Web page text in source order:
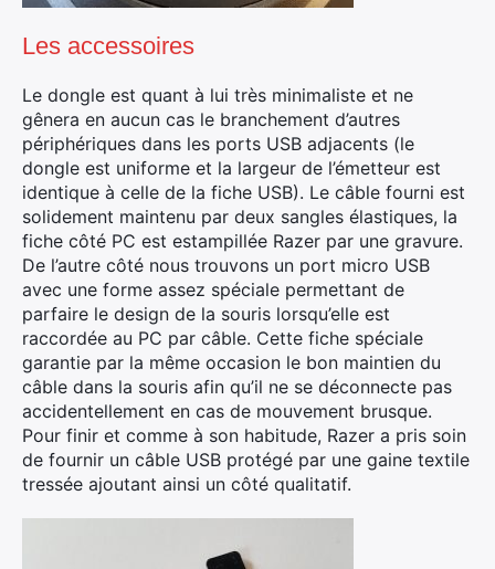
Les accessoires
Le dongle est quant à lui très minimaliste et ne
gênera en aucun cas le branchement d’autres
périphériques dans les ports USB adjacents (le
dongle est uniforme et la largeur de l’émetteur est
identique à celle de la fiche USB). Le câble fourni est
solidement maintenu par deux sangles élastiques, la
fiche côté PC est estampillée Razer par une gravure.
De l’autre côté nous trouvons un port micro USB
avec une forme assez spéciale permettant de
parfaire le design de la souris lorsqu’elle est
raccordée au PC par câble. Cette fiche spéciale
garantie par la même occasion le bon maintien du
câble dans la souris afin qu’il ne se déconnecte pas
accidentellement en cas de mouvement brusque.
Pour finir et comme à son habitude, Razer a pris soin
de fournir un câble USB protégé par une gaine textile
tressée ajoutant ainsi un côté qualitatif.